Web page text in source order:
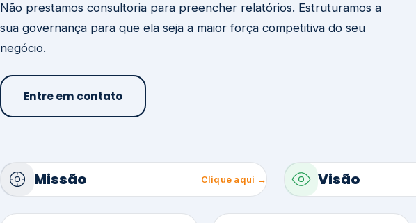
Não prestamos consultoria para preencher relatórios. Estruturamos a
sua governança para que ela seja a maior força competitiva do seu
negócio.
Entre em contato
Missão Clique aqui → Visão